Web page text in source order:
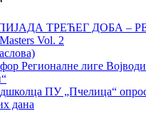
ТРЕЋЕГ ДОБА –
Vol. 2
Регионалне лиге
ПУ „Пчелица“
дана